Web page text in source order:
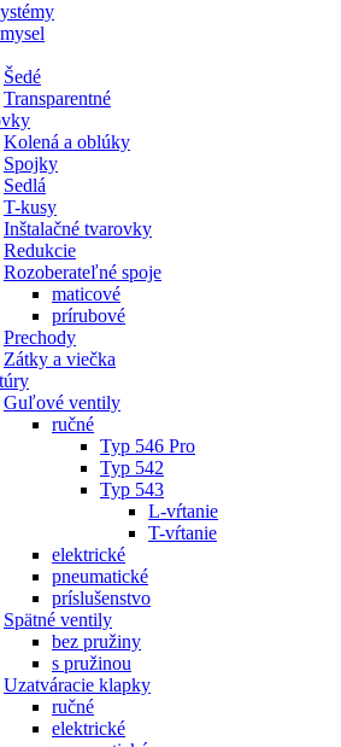
Šedé
Transparentné
Kolená a oblúky
Spojky
Sedlá
T-kusy
Inštalačné tvarovky
Redukcie
Rozoberateľné spoje
maticové
prírubové
Prechody
Zátky a viečka
Guľové ventily
ručné
Typ 546 Pro
Typ 542
Typ 543
L-vŕtanie
T-vŕtanie
elektrické
pneumatické
príslušenstvo
Spätné ventily
bez pružiny
s pružinou
Uzatváracie klapky
ručné
elektrické